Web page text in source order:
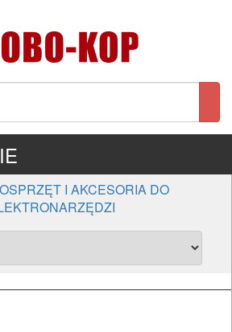
OSPRZĘT I AKCESORIA DO